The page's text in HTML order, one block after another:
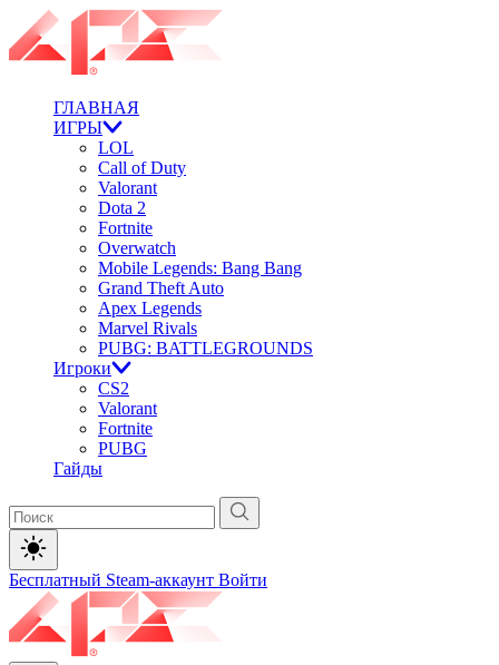
ГЛАВНАЯ
ИГРЫ
LOL
Call of Duty
Valorant
Dota 2
Fortnite
Overwatch
Mobile Legends: Bang Bang
Grand Theft Auto
Apex Legends
Marvel Rivals
PUBG: BATTLEGROUNDS
Игроки
CS2
Valorant
Fortnite
PUBG
Гайды
Бесплатный Steam-аккаунт Войти